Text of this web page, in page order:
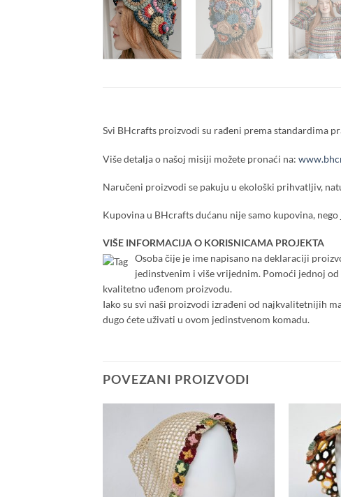
Svi BHcrafts proizvodi su rađeni prema standardima
Više detalja o našoj misiji možete pronaći na:
Naručeni proizvodi se pakuju u ekološki prihvatljiv,
Kupovina u BHcrafts dućanu nije samo kupovina, nego
VIŠE INFORMACIJA O KORISNICAMA PROJEKTA
Osoba čije je ime napisano na deklaraciji
jedinstvenim i više vrijednim. Pomoći jednoj
kvalitetno uđenom proizvodu.
Iako su svi naši proizvodi izrađeni od najkvalitetnijih
dugo ćete uživati u ovom jedinstvenom komadu.
POVEZANI PROIZVODI